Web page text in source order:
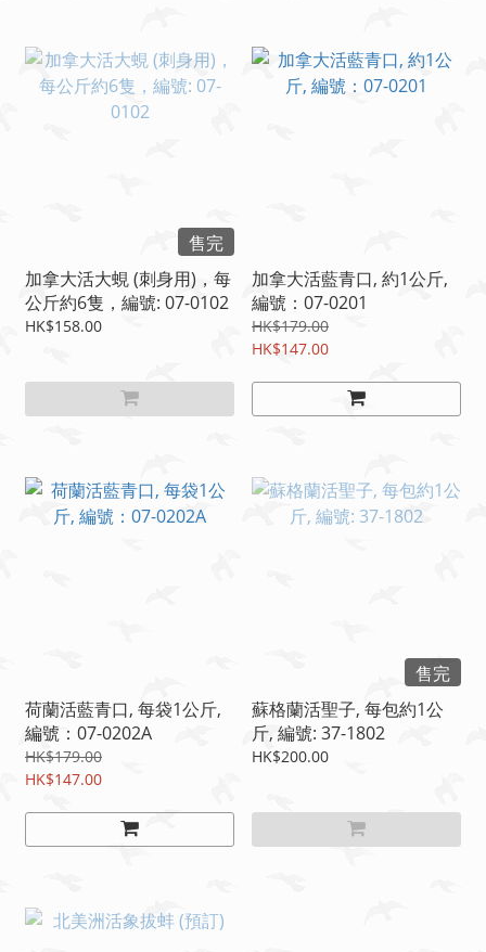
售完
加拿大活大蜆 (刺身用)，每
公斤約6隻，編號: 07-0102
HK$158.00
加拿大活藍青口, 約1公斤,
編號：07-0201
HK$179.00
HK$147.00
荷蘭活藍青口, 每袋1公斤,
編號：07-0202A
HK$179.00
HK$147.00
售完
蘇格蘭活聖子, 每包約1公
斤, 編號: 37-1802
HK$200.00